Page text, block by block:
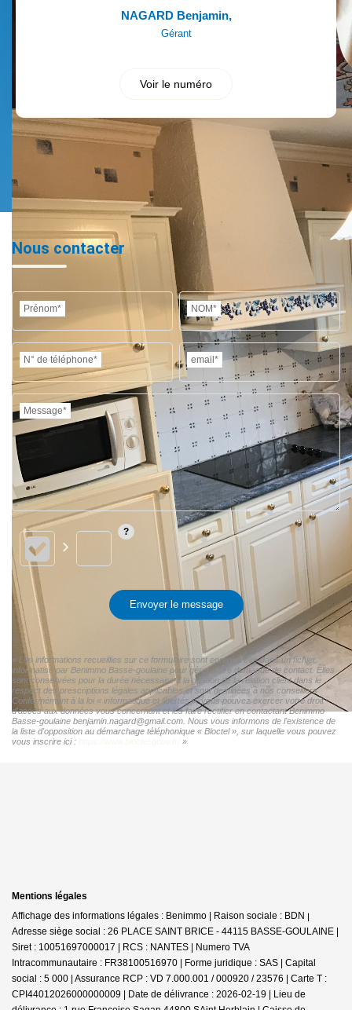
NAGARD Benjamin,
Gérant
Voir le numéro
Nous contacter
Prénom* NOM*
N° de téléphone* email*
Message*
Envoyer le message
« Les informations recueillies sur ce formulaire sont enregistrées dans un fichier
informatisé par Benimmo Basse-goulaine pour gérer votre demande de contact. Elles
sont conservées pour la durée nécessaire à la gestion de la relation client dans le
respect des prescriptions légales applicables et sont destinées à nos conseillers
Conformément à la loi « informatique et libertés », vous pouvez exercer votre droit
d'accès aux données vous concernant et les faire rectifier en contactant Benimmo
Basse-goulaine benjamin.nagard@gmail.com. Nous vous informons de l'existence de
la liste d'opposition au démarchage téléphonique « Bloctel », sur laquelle vous pouvez
vous inscrire ici :
»
Mentions légales
Affichage des informations légales : Benimmo | Raison sociale : BDN |
Adresse siège social : 26 PLACE SAINT BRICE - 44115 BASSE-GOULAINE |
Siret : 10051697000017 | RCS : NANTES | Numero TVA
Intracommunautaire : FR38100516970 | Forme juridique : SAS | Capital
social : 5 000 | Assurance RCP : VD 7.000.001 / 000920 / 23576 | Carte T :
CPI44012026000000009 | Date de délivrance : 2026-02-19 | Lieu de